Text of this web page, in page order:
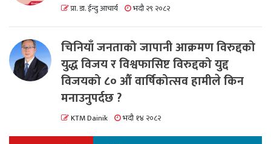
प्रा. डा. ईन्दु आचार्य भदौ २९ २०८२
चिनियाँ जनताको जापानी आक्रमण विरुद्दको
युद्ध विजय र विश्वफासिष्ट विरुद्दको युद्द
विजयको ८० औं वार्षिकोत्सव हामीले किन
मनाउनुपर्दछ ?
KTM Dainik भदौ १४ २०८२